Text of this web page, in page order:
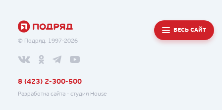
© Подряд, 1997-2026
ВЕСЬ САЙТ
8 (423) 2-300-500
Разработка сайта - студия House